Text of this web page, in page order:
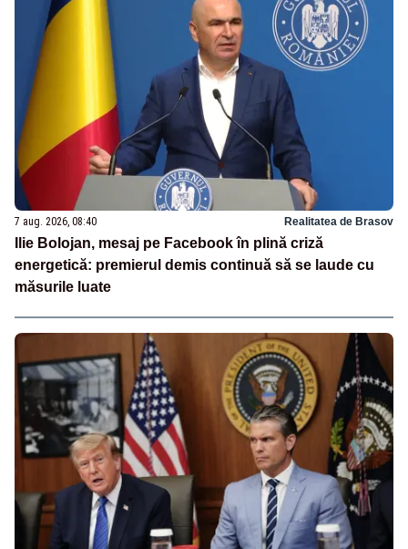
7 aug. 2026, 08:40 Realitatea de Brasov
Ilie Bolojan, mesaj pe Facebook în plină criză
energetică: premierul demis continuă să se laude cu
măsurile luate